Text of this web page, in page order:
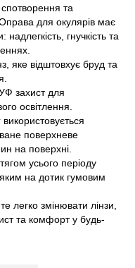
та
для окулярів має
надлегкість, гнучкість та
яке відштовхує бруд та
захист для
освітлення.
поверхневе
на поверхні.
усього періоду
на дотик гумовим
легко змінювати лінзи,
та комфорт у будь-